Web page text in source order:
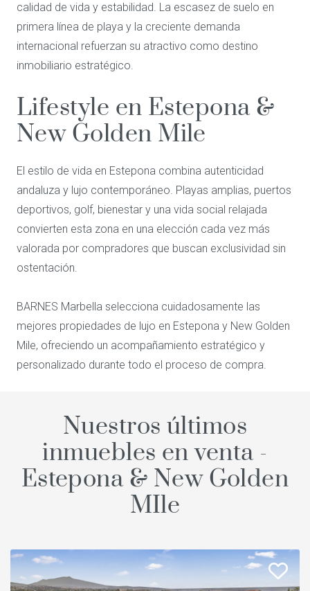
calidad de vida y estabilidad. La escasez de suelo en
primera línea de playa y la creciente demanda
internacional refuerzan su atractivo como destino
inmobiliario estratégico.
Lifestyle en Estepona &
New Golden Mile
El estilo de vida en Estepona combina autenticidad
andaluza y lujo contemporáneo. Playas amplias, puertos
deportivos, golf, bienestar y una vida social relajada
convierten esta zona en una elección cada vez más
valorada por compradores que buscan exclusividad sin
ostentación.
BARNES Marbella selecciona cuidadosamente las
mejores propiedades de lujo en Estepona y New Golden
Mile, ofreciendo un acompañamiento estratégico y
personalizado durante todo el proceso de compra.
Nuestros últimos
inmuebles en venta -
Estepona & New Golden
MIle